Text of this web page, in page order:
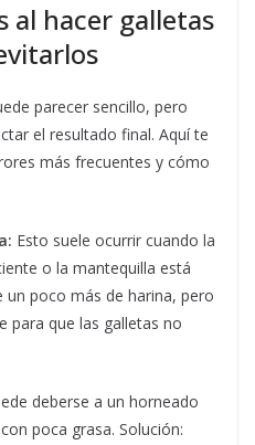
al hacer galletas
parecer sencillo, pero
el resultado final. Aquí te
más frecuentes y cómo
Esto suele ocurrir cuando la
o la mantequilla está
un poco más de harina, pero
para que las galletas no
deberse a un horneado
poca grasa. Solución: